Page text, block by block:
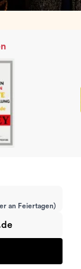
an Feiertagen)